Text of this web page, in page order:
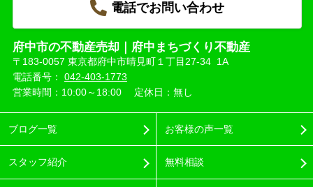
電話でお問い合わせ
府中市の不動産売却｜府中まちづくり不動産
〒183-0057 東京都府中市晴見町１丁目27-34 1A
電話番号： 042-403-1773
営業時間：10:00～18:00
定休日：無し
ブログ一覧
スタッフ紹介
お客様の声一覧
無料相談